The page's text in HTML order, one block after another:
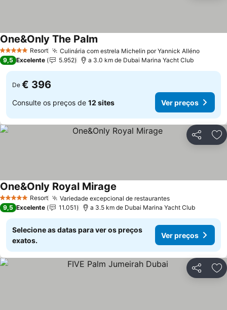
5 Estrelas Resort Culinária com estrela Michelin por Yannick Alléno
One&Only The Palm
9,5 Excelente 5.952 a 3.0 km de Dubai Marina Yacht Club
De € 396
Consulte os preços de 12 sites Ver preços
Partilhar
5 Estrelas Resort Variedade excepcional de restaurantes
One&Only Royal Mirage
9,5 Excelente 11.051 a 3.5 km de Dubai Marina Yacht Club
Selecione as datas para ver os preços
exatos.
Ver preços
Partilhar